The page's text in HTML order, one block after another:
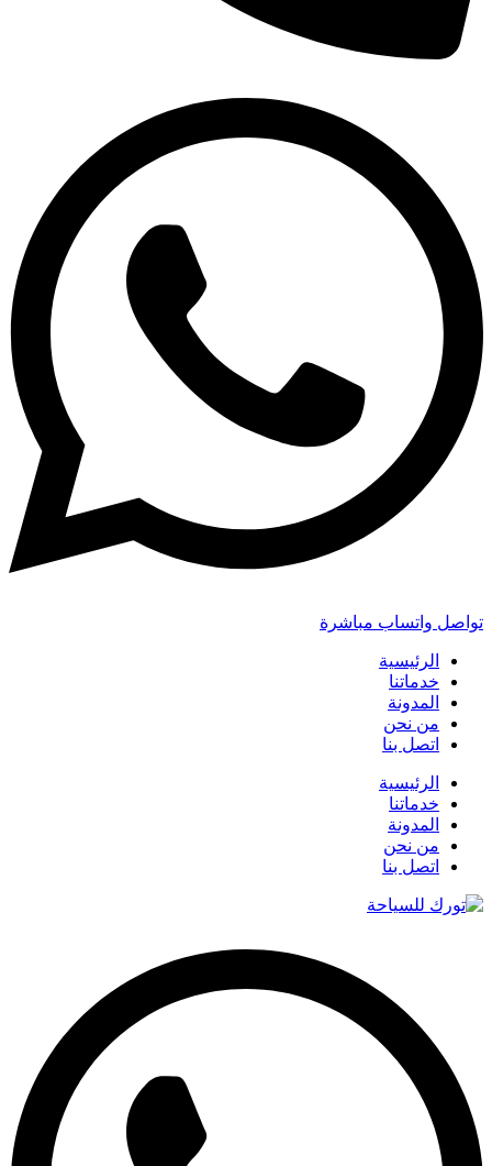
تواصل واتساب مباشرة
الرئيسية
خدماتنا
المدونة
من نحن
اتصل بنا
الرئيسية
خدماتنا
المدونة
من نحن
اتصل بنا